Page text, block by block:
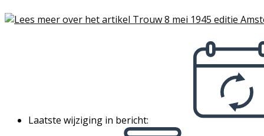
Laatste wijziging in bericht: